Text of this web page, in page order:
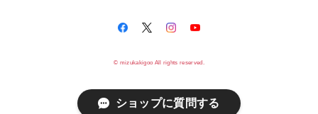
© mizukakigoo All rights reserved.
ショップに質問する